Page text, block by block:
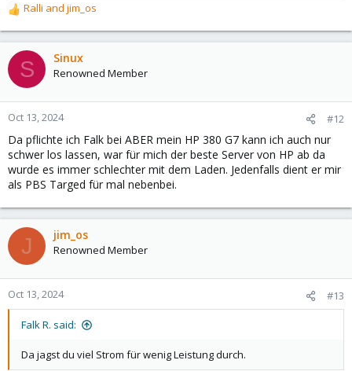
R
e
a
c
t
o
n
:
Ralli and jim_os
S Sinux
Renowned Member
Oct 13, 2024 #12
Da pflichte ich Falk bei ABER mein HP 380 G7 kann ich auch nur
schwer los lassen, war für mich der beste Server von HP ab da
wurde es immer schlechter mit dem Laden. Jedenfalls dient er mir
als PBS Targed für mal nebenbei.
J jim_os
Renowned Member
Oct 13, 2024 #13
Falk R. said:
Da jagst du viel Strom für wenig Leistung durch.